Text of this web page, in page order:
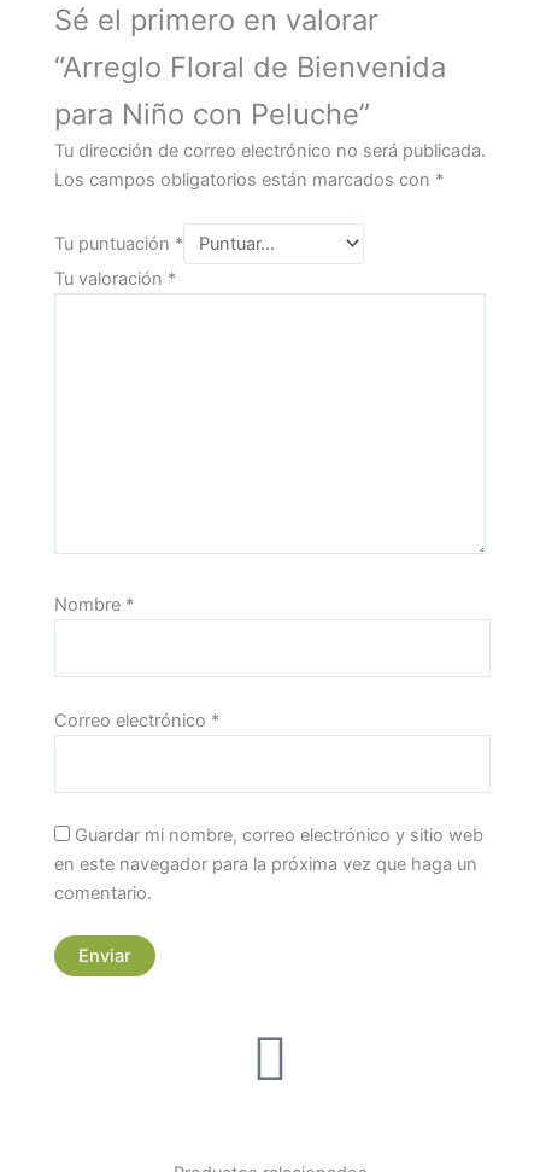
Sé el primero en valorar
“Arreglo Floral de Bienvenida
para Niño con Peluche”
Tu dirección de correo electrónico no será publicada.
Los campos obligatorios están marcados con *
Tu puntuación *
Tu valoración *
Nombre *
Correo electrónico *
Guardar mi nombre, correo electrónico y sitio web
en este navegador para la próxima vez que haga un
comentario.